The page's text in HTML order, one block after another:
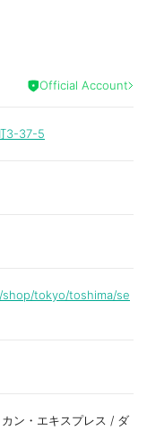
Official Account
3-37-5
tokyo/toshima/se
ン・エキスプレス / ダ